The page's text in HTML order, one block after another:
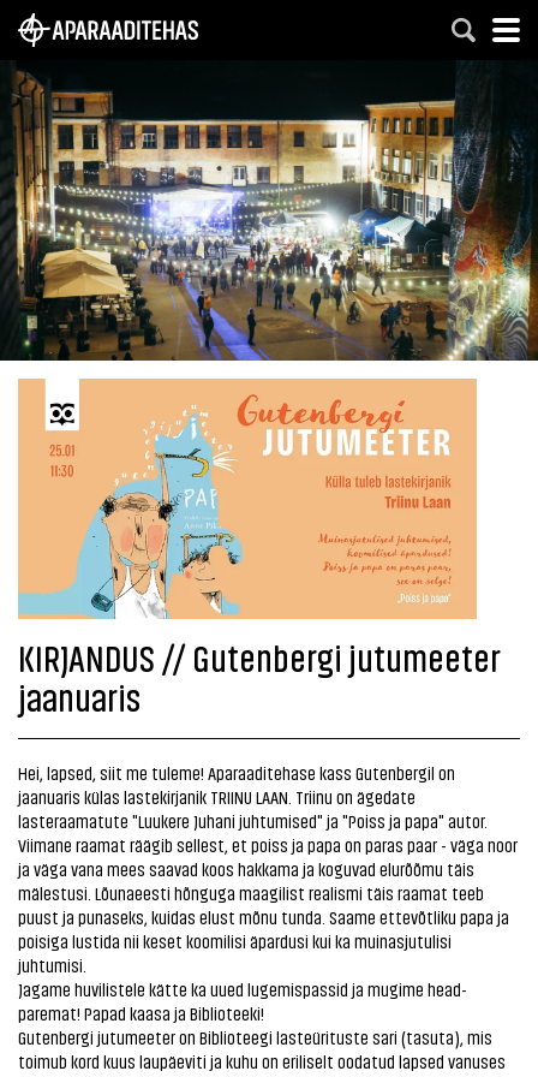
KIRJANDUS // Gutenbergi jutumeeter
jaanuaris
Hei, lapsed, siit me tuleme! Aparaaditehase kass Gutenbergil on
jaanuaris külas lastekirjanik TRIINU LAAN. Triinu on ägedate
lasteraamatute "Luukere Juhani juhtumised" ja "Poiss ja papa" autor.
Viimane raamat räägib sellest, et poiss ja papa on paras paar - väga noor
ja väga vana mees saavad koos hakkama ja koguvad elurõõmu täis
mälestusi. Lõunaeesti hõnguga maagilist realismi täis raamat teeb
puust ja punaseks, kuidas elust mõnu tunda. Saame ettevõtliku papa ja
poisiga lustida nii keset koomilisi äpardusi kui ka muinasjutulisi
juhtumisi.
Jagame huvilistele kätte ka uued lugemispassid ja mugime head-
paremat! Papad kaasa ja Biblioteeki!
Gutenbergi jutumeeter on Biblioteegi lasteürituste sari (tasuta), mis
toimub kord kuus laupäeviti ja kuhu on eriliselt oodatud lapsed vanuses